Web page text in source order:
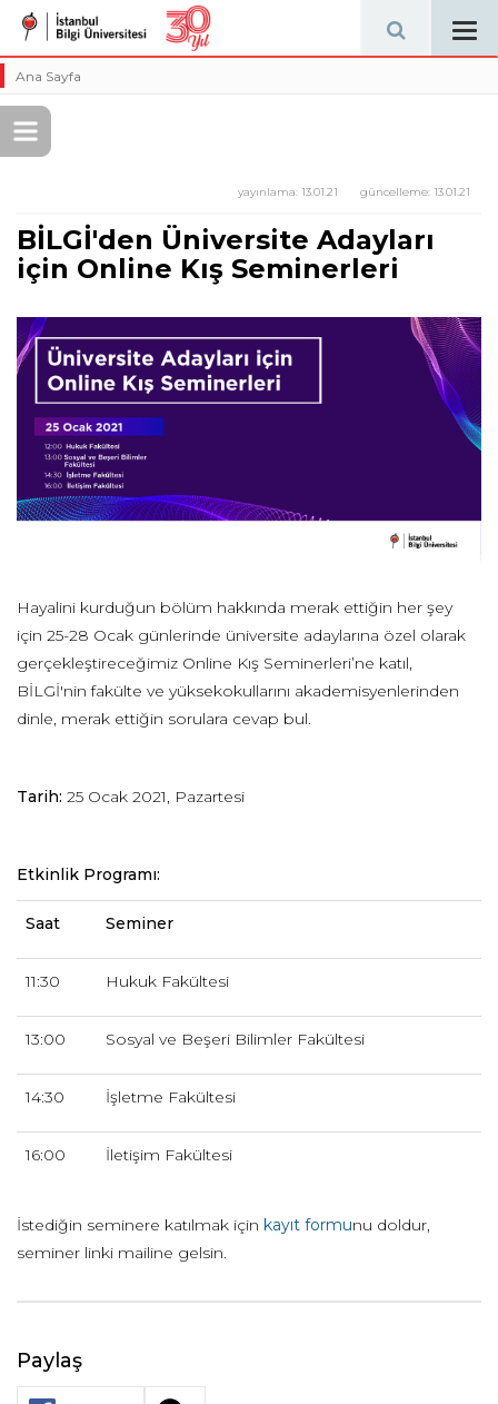
Ana Sayfa
güncelleme: 13.01.21
yayınlama: 13.01.21
BİLGİ'den Üniversite Adayları
için Online Kış Seminerleri
Hayalini kurduğun bölüm hakkında merak ettiğin her şey
için 25-28 Ocak günlerinde üniversite adaylarına özel olarak
gerçekleştireceğimiz Online Kış Seminerleri’ne katıl,
BİLGİ'nin fakülte ve yüksekokullarını akademisyenlerinden
dinle, merak ettiğin sorulara cevap bul.
Tarih: 25 Ocak 2021, Pazartesi
Etkinlik Programı:
Saat Seminer
11:30 Hukuk Fakültesi
13:00 Sosyal ve Beşeri Bilimler Fakültesi
14:30 İşletme Fakültesi
16:00 İletişim Fakültesi
İstediğin seminere katılmak için kayıt formunu doldur,
seminer linki mailine gelsin.
Paylaş